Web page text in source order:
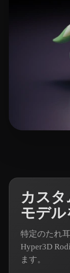
カス
モデ
特定のたれ
Hyper3D
ます。